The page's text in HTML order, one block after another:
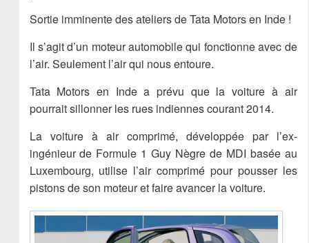
Sortie imminente des ateliers de Tata Motors en Inde !
Il s’agit d’un moteur automobile qui fonctionne avec de
l’air. Seulement l’air qui nous entoure.
Tata Motors en Inde a prévu que la voiture à air
pourrait sillonner les rues indiennes courant 2014.
La voiture à air comprimé, développée par l’ex-
ingénieur de Formule 1 Guy Nègre de MDI basée au
Luxembourg, utilise l’air comprimé pour pousser les
pistons de son moteur et faire avancer la voiture.